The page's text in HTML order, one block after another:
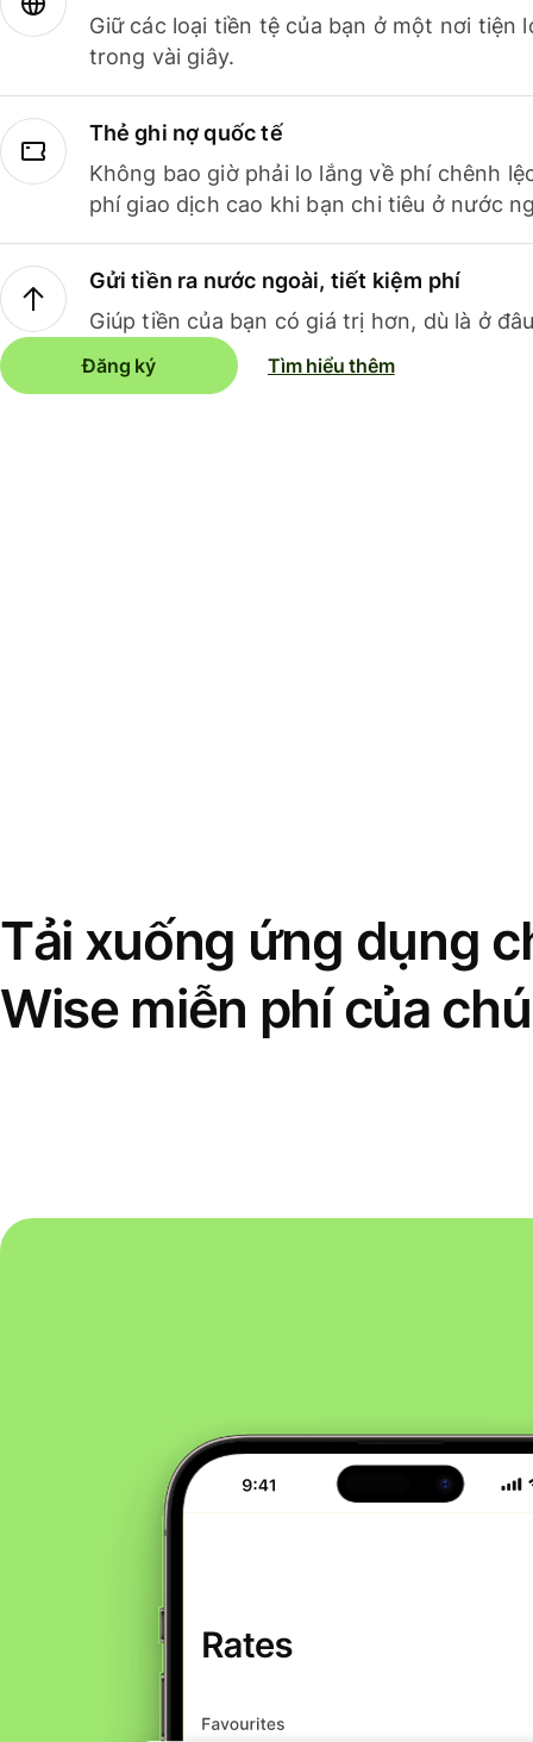
Giữ các loại tiền tệ của bạn ở một nơi tiện
trong vài giây.
Thẻ ghi nợ quốc tế
Không bao giờ phải lo lắng về phí chênh
phí giao dịch cao khi bạn chi tiêu ở nước
Gửi tiền ra nước ngoài, tiết kiệm phí
Giúp tiền của bạn có giá trị hơn, dù là ở
Đăng ký Tìm hiểu thêm
Tải xuống ứng dụng
Wise miễn phí của